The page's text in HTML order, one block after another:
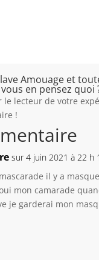
Amouage et
en pensez quoi
le lecteur de votre
!
sur 4 juin 2021 à 22 h
il y a
mon camarade
je garderai mon